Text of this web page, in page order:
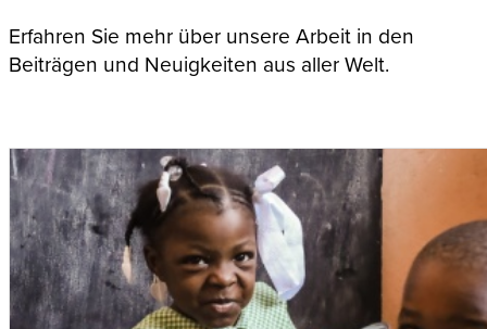
Erfahren Sie mehr über unsere Arbeit in den
Beiträgen und Neuigkeiten aus aller Welt.